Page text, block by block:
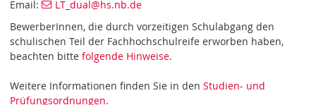
Email:
LT_dual@hs.nb.de
BewerberInnen, die durch vorzeitigen Schulabgang den
schulischen Teil der Fachhochschulreife erworben haben,
beachten bittefolgende Hinweise.
Weitere Informationen finden Sie in denStudien- und
Prüfungsordnungen.